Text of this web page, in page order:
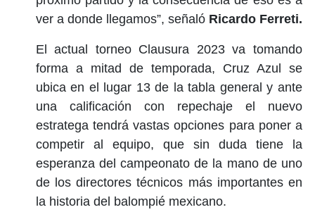
ver a donde llegamos”, señaló Ricardo Ferreti.
El actual torneo Clausura 2023 va tomando
forma a mitad de temporada, Cruz Azul se
ubica en el lugar 13 de la tabla general y ante
una calificación con repechaje el nuevo
estratega tendrá vastas opciones para poner a
competir al equipo, que sin duda tiene la
esperanza del campeonato de la mano de uno
de los directores técnicos más importantes en
la historia del balompié mexicano.